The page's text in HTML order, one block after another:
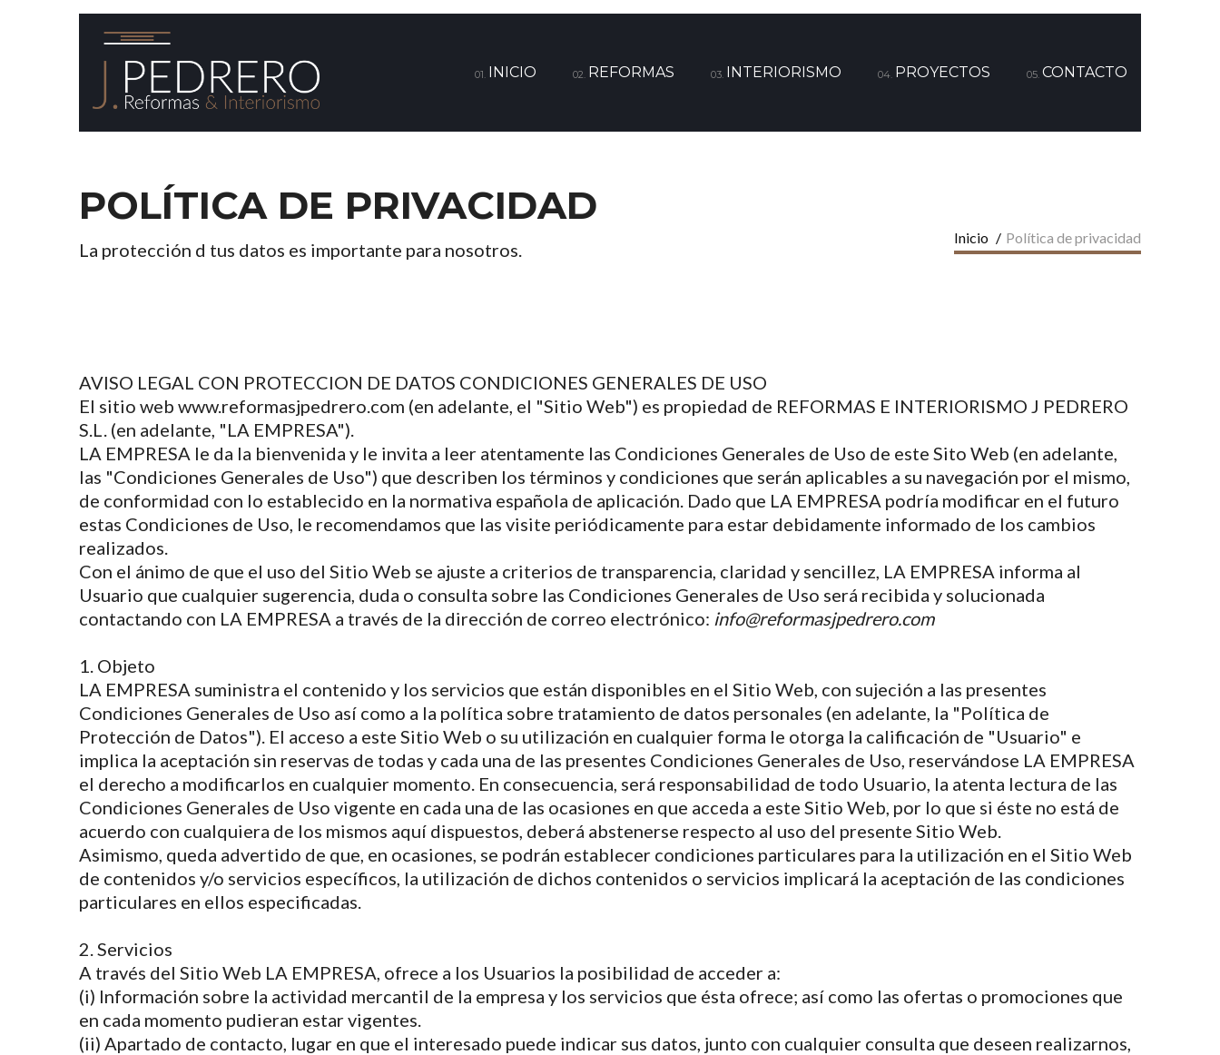
01. INICIO 02. REFORMAS 03. INTERIORISMO 04. PROYECTOS 05. CONTACTO
POLÍTICA DE PRIVACIDAD
La protección d tus datos es importante para nosotros.
Inicio / Política de privacidad
AVISO LEGAL CON PROTECCION DE DATOS CONDICIONES GENERALES DE USO
El sitio web www.reformasjpedrero.com (en adelante, el "Sitio Web") es propiedad de REFORMAS E INTERIORISMO J PEDRERO
S.L. (en adelante, "LA EMPRESA").
LA EMPRESA le da la bienvenida y le invita a leer atentamente las Condiciones Generales de Uso de este Sito Web (en adelante,
las "Condiciones Generales de Uso") que describen los términos y condiciones que serán aplicables a su navegación por el mismo,
de conformidad con lo establecido en la normativa española de aplicación. Dado que LA EMPRESA podría modificar en el futuro
estas Condiciones de Uso, le recomendamos que las visite periódicamente para estar debidamente informado de los cambios
realizados.
Con el ánimo de que el uso del Sitio Web se ajuste a criterios de transparencia, claridad y sencillez, LA EMPRESA informa al
Usuario que cualquier sugerencia, duda o consulta sobre las Condiciones Generales de Uso será recibida y solucionada
contactando con LA EMPRESA a través de la dirección de correo electrónico: info@reformasjpedrero.com
1. Objeto
LA EMPRESA suministra el contenido y los servicios que están disponibles en el Sitio Web, con sujeción a las presentes
Condiciones Generales de Uso así como a la política sobre tratamiento de datos personales (en adelante, la "Política de
Protección de Datos"). El acceso a este Sitio Web o su utilización en cualquier forma le otorga la calificación de "Usuario" e
implica la aceptación sin reservas de todas y cada una de las presentes Condiciones Generales de Uso, reservándose LA EMPRESA
el derecho a modificarlos en cualquier momento. En consecuencia, será responsabilidad de todo Usuario, la atenta lectura de las
Condiciones Generales de Uso vigente en cada una de las ocasiones en que acceda a este Sitio Web, por lo que si éste no está de
acuerdo con cualquiera de los mismos aquí dispuestos, deberá abstenerse respecto al uso del presente Sitio Web.
Asimismo, queda advertido de que, en ocasiones, se podrán establecer condiciones particulares para la utilización en el Sitio Web
de contenidos y/o servicios específicos, la utilización de dichos contenidos o servicios implicará la aceptación de las condiciones
particulares en ellos especificadas.
2. Servicios
A través del Sitio Web LA EMPRESA, ofrece a los Usuarios la posibilidad de acceder a:
(i) Información sobre la actividad mercantil de la empresa y los servicios que ésta ofrece; así como las ofertas o promociones que
en cada momento pudieran estar vigentes.
(ii) Apartado de contacto, lugar en que el interesado puede indicar sus datos, junto con cualquier consulta que deseen realizarnos,